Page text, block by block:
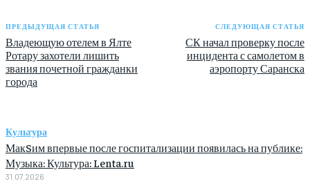
ПРЕДЫДУЩАЯ СТАТЬЯ
Владеющую отелем в Ялте
Ротару захотели лишить
звания почетной гражданки
города
СЛЕДУЮЩАЯ СТАТЬЯ
СК начал проверку после
инцидента с самолетом в
аэропорту Саранска
Культура
МакSим впервые после госпитализации появилась на публике:
Музыка: Культура: Lenta.ru
31.07.2026